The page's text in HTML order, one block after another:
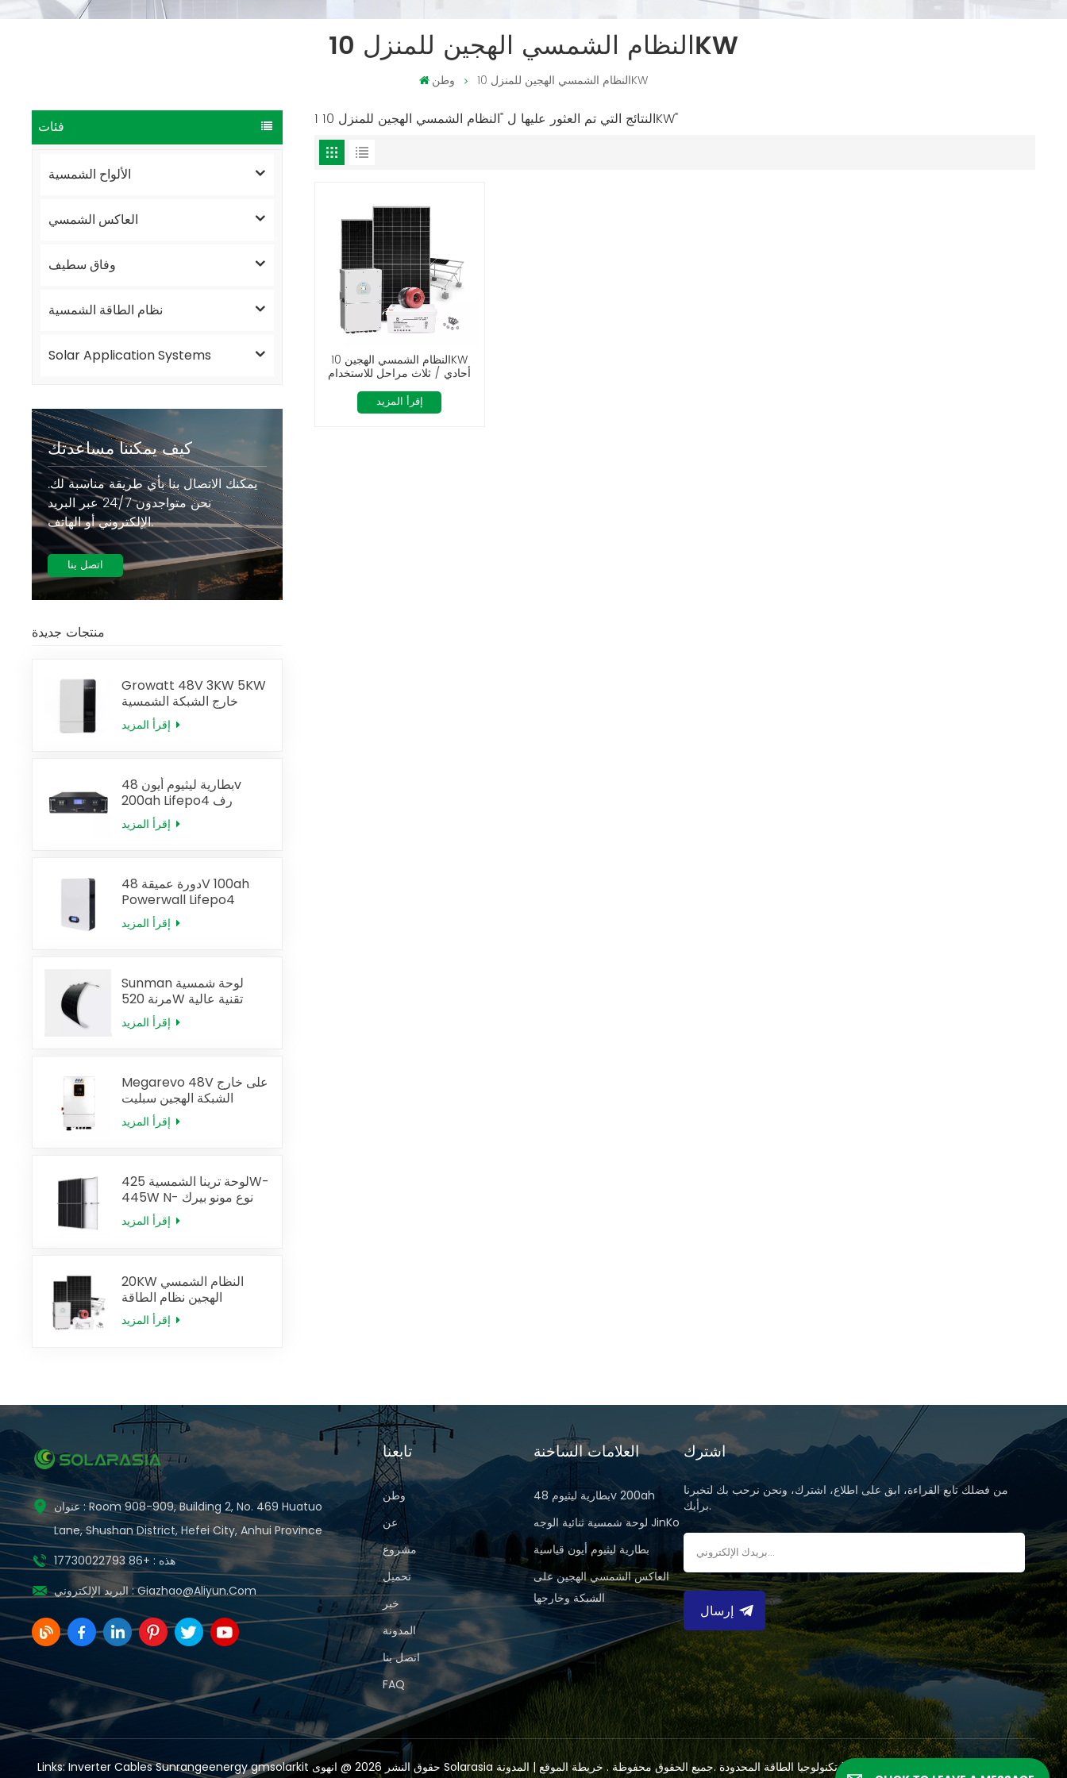
النظام الشمسي الهجين للمنزل 10KW
وطن النظام الشمسي الهجين للمنزل 10KW
فئات
الألواح الشمسية
العاكس الشمسي
وفاق سطيف
نظام الطاقة الشمسية
Solar Application Systems
كيف يمكننا مساعدتك
يمكنك الاتصال بنا بأي طريقة مناسبة لك.
نحن متواجدون 24/7 عبر البريد
الإلكتروني أو الهاتف.
اتصل بنا
منتجات جديدة
Growatt 48V 3KW 5KW
خارج الشبكة الشمسية
العاكس
بطارية ليثيوم أيون 48v
200ah Lifepo4 رف
البطارية
دورة عميقة 48V 100ah
Powerwall Lifepo4
البطارية الشمسية
Sunman لوحة شمسية
مرنة 520W تقنية عالية
الكفاءة
Megarevo 48V على خارج
الشبكة الهجين سبليت
المرحلة الشمسية العاكس
النسخة الأمريكية
لوحة ترينا الشمسية 425W-
445W N- نوع مونو بيرك
20KW النظام الشمسي
الهجين نظام الطاقة
الشمسية الكامل
1 النتائج التي تم العثور عليها ل "النظام الشمسي الهجين للمنزل 10KW"
النظام الشمسي الهجين 10KW
أحادي / ثلاث مراحل للاستخدام
المنزلي
إقرأ المزيد
عنوان : Room 908-909, Building 2, No. 469 Huatuo
Lane, Shushan District, Hefei City, Anhui Province
هذه : +86 17730022793
البريد الإلكتروني :Giazhao@aliyun.com
تابعنا
وطن
عن
مشروع
تحميل
خبر
المدونة
اتصل بنا
FAQ
العلامات الساخنة
بطارية ليثيوم 48v 200ah
لوحة شمسية ثنائية الوجه JinKo
بطارية ليثيوم أيون قياسية
العاكس الشمسي الهجين على
الشبكة وخارجها
اشترك
من فضلك تابع القراءة، ابق على اطلاع، اشترك، ونحن نرحب بك لتخبرنا
برأيك.
إرسال
Links:Inverter Cables Sunrangeenergy gmsolarkit حقوق النشر 2026 @ انهوى Solarasia تكنولوجيا الطاقة المحدودة .جميع الحقوق محفوظة .خريطة الموقع| المدونة|